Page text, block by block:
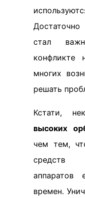
стал
многих
решать
Кстати,
высоких
чем тем,
средств
времен.